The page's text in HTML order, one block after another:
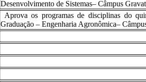
Desenvolvimento de Sistemas– Câmpus
Aprova os programas de disciplinas do
Graduação – Engenharia Agronômica–